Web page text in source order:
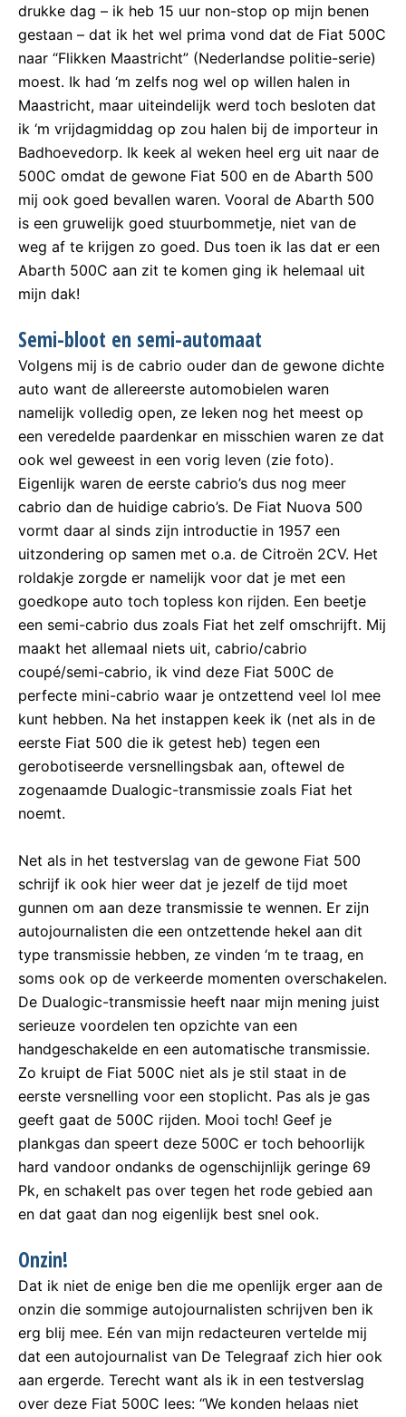
drukke dag – ik heb 15 uur non-stop op mijn benen
gestaan – dat ik het wel prima vond dat de Fiat 500C
naar “Flikken Maastricht” (Nederlandse politie-serie)
moest. Ik had ‘m zelfs nog wel op willen halen in
Maastricht, maar uiteindelijk werd toch besloten dat
ik ‘m vrijdagmiddag op zou halen bij de importeur in
Badhoevedorp. Ik keek al weken heel erg uit naar de
500C omdat de gewone Fiat 500 en de Abarth 500
mij ook goed bevallen waren. Vooral de Abarth 500
is een gruwelijk goed stuurbommetje, niet van de
weg af te krijgen zo goed. Dus toen ik las dat er een
Abarth 500C aan zit te komen ging ik helemaal uit
mijn dak!
Semi-bloot en semi-automaat
Volgens mij is de cabrio ouder dan de gewone dichte
auto want de allereerste automobielen waren
namelijk volledig open, ze leken nog het meest op
een veredelde paardenkar en misschien waren ze dat
ook wel geweest in een vorig leven (zie foto).
Eigenlijk waren de eerste cabrio’s dus nog meer
cabrio dan de huidige cabrio’s. De Fiat Nuova 500
vormt daar al sinds zijn introductie in 1957 een
uitzondering op samen met o.a. de Citroën 2CV. Het
roldakje zorgde er namelijk voor dat je met een
goedkope auto toch topless kon rijden. Een beetje
een semi-cabrio dus zoals Fiat het zelf omschrijft. Mij
maakt het allemaal niets uit, cabrio/cabrio
coupé/semi-cabrio, ik vind deze Fiat 500C de
perfecte mini-cabrio waar je ontzettend veel lol mee
kunt hebben. Na het instappen keek ik (net als in de
eerste Fiat 500 die ik getest heb) tegen een
gerobotiseerde versnellingsbak aan, oftewel de
zogenaamde Dualogic-transmissie zoals Fiat het
noemt.
Net als in het testverslag van de gewone Fiat 500
schrijf ik ook hier weer dat je jezelf de tijd moet
gunnen om aan deze transmissie te wennen. Er zijn
autojournalisten die een ontzettende hekel aan dit
type transmissie hebben, ze vinden ‘m te traag, en
soms ook op de verkeerde momenten overschakelen.
De Dualogic-transmissie heeft naar mijn mening juist
serieuze voordelen ten opzichte van een
handgeschakelde en een automatische transmissie.
Zo kruipt de Fiat 500C niet als je stil staat in de
eerste versnelling voor een stoplicht. Pas als je gas
geeft gaat de 500C rijden. Mooi toch! Geef je
plankgas dan speert deze 500C er toch behoorlijk
hard vandoor ondanks de ogenschijnlijk geringe 69
Pk, en schakelt pas over tegen het rode gebied aan
en dat gaat dan nog eigenlijk best snel ook.
Onzin!
Dat ik niet de enige ben die me openlijk erger aan de
onzin die sommige autojournalisten schrijven ben ik
erg blij mee. Eén van mijn redacteuren vertelde mij
dat een autojournalist van De Telegraaf zich hier ook
aan ergerde. Terecht want als ik in een testverslag
over deze Fiat 500C lees: “We konden helaas niet